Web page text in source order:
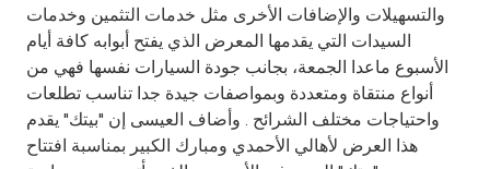
Turkey
Egypt
والتسهيلات والإضافات الأخرى مثل خدمات التثمين وخدمات
السيدات التي يقدمها المعرض الذي يفتح أبوابه كافة أيام
الأسبوع ماعدا الجمعة، بجانب جودة السيارات نفسها فهي من
أنواع منتقاة ومتعددة وبمواصفات جيدة جدا تناسب تطلعات
واحتياجات مختلف الشرائح . وأضاف العيسى إن "بيتك" يقدم
هذا العرض لأهالي الأحمدي ومبارك الكبير بمناسبة افتتاح